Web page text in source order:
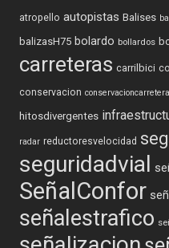
atropello autopistas Balises
balizasH75 bolardo bollardos
carreteras carrilbici
conservacion
hitosdivergentes
radar reductoresvelocidad
seguridadvial
SeñalConfor
señalestrafico